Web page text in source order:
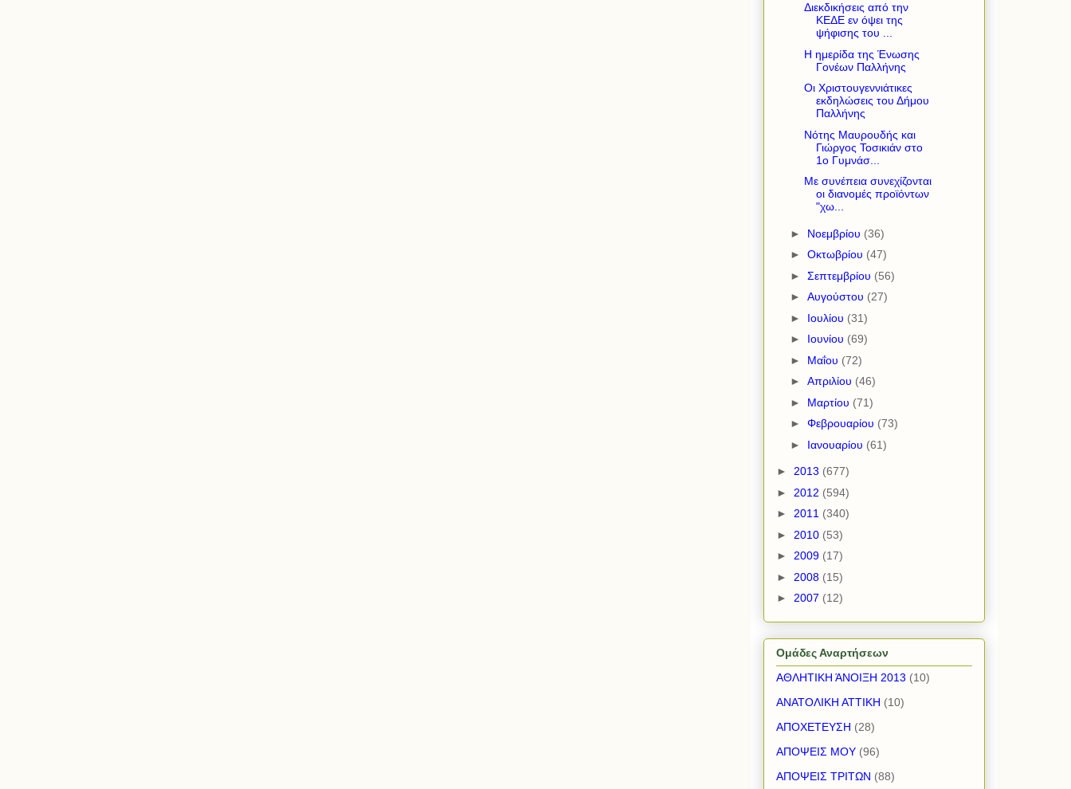
Διεκδικήσεις από την
ΚΕΔΕ εν όψει της
ψήφισης του ...
Η ημερίδα της Ένωσης
Γονέων Παλλήνης
Οι Χριστουγεννιάτικες
εκδηλώσεις του Δήμου
Παλλήνης
Νότης Μαυρουδής και
Γιώργος Τοσικιάν στο
1ο Γυμνάσ...
Με συνέπεια συνεχίζονται
οι διανομές προϊόντων
"χω...
► Νοεμβρίου (36)
► Οκτωβρίου (47)
► Σεπτεμβρίου (56)
► Αυγούστου (27)
► Ιουλίου (31)
► Ιουνίου (69)
► Μαΐου (72)
► Απριλίου (46)
► Μαρτίου (71)
► Φεβρουαρίου (73)
► Ιανουαρίου (61)
► 2013 (677)
► 2012 (594)
► 2011 (340)
► 2010 (53)
► 2009 (17)
► 2008 (15)
► 2007 (12)
Ομάδες Αναρτήσεων
ΑΘΛΗΤΙΚΗ ΆΝΟΙΞΗ 2013 (10)
ΑΝΑΤΟΛΙΚΗ ΑΤΤΙΚΗ (10)
ΑΠΟΧΕΤΕΥΣΗ (28)
ΑΠΟΨΕΙΣ ΜΟΥ (96)
ΑΠΟΨΕΙΣ ΤΡΙΤΩΝ (88)